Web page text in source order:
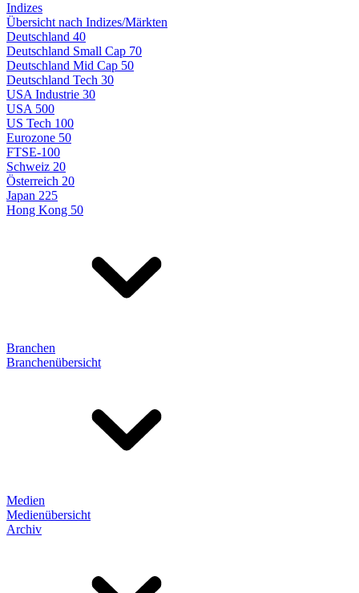
Indizes
Übersicht nach Indizes/Märkten
Deutschland 40
Deutschland Small Cap 70
Deutschland Mid Cap 50
Deutschland Tech 30
USA Industrie 30
USA 500
US Tech 100
Eurozone 50
FTSE-100
Schweiz 20
Österreich 20
Japan 225
Hong Kong 50
Branchen
Branchenübersicht
Medien
Medienübersicht
Archiv